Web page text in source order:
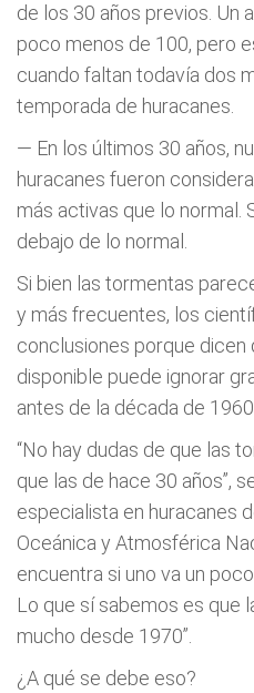
de los 30 años previos. Un
poco menos de 100, pero
cuando faltan todavía dos
temporada de huracanes.
— En los últimos 30 años,
huracanes fueron
más activas que lo normal.
debajo de lo normal.
Si bien las tormentas
y más frecuentes, los
conclusiones porque dicen
disponible puede ignorar
antes de la década de 1960.
“No hay dudas de que las
que las de hace 30 años”,
especialista en huracanes
Oceánica y Atmosférica
encuentra si uno va un
Lo que sí sabemos es que
mucho desde 1970”.
¿A qué se debe eso?